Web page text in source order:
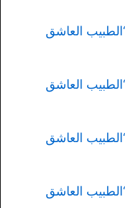
العاشق
العاشق
العاشق
العاشق